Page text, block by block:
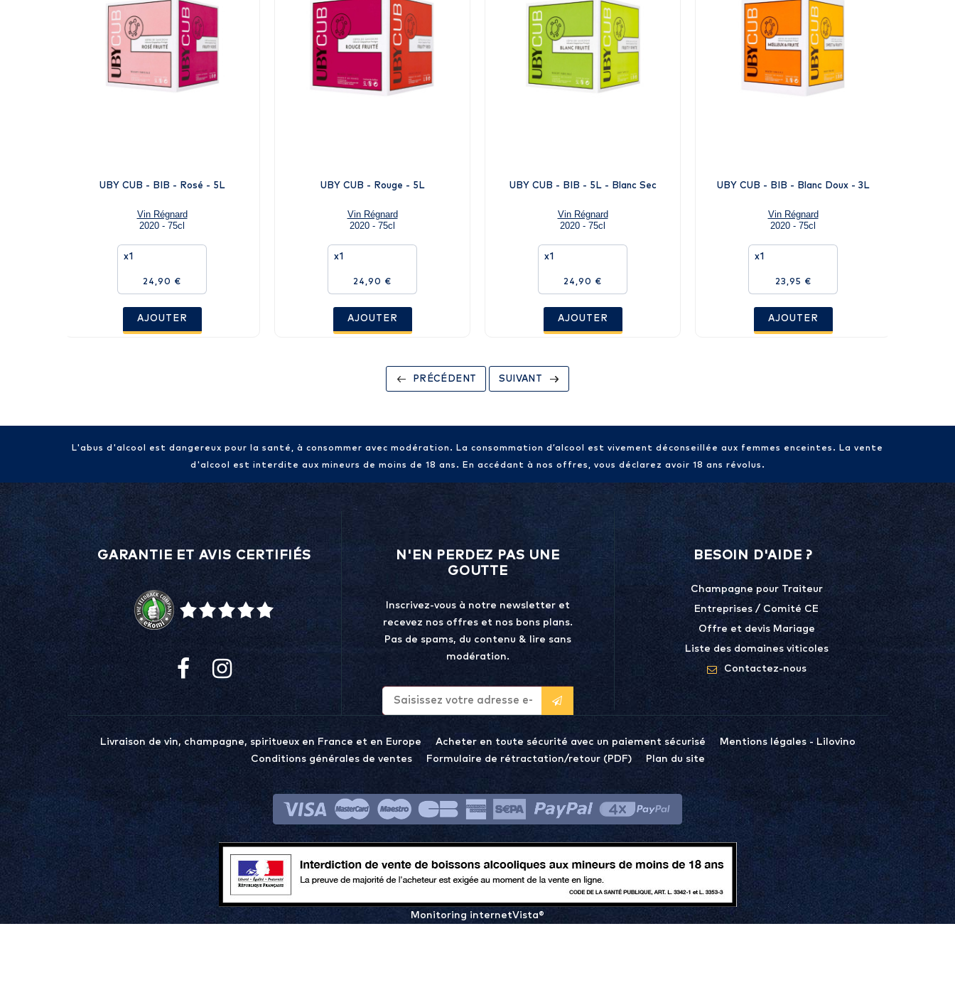
UBY CUB - BIB - Rosé - 5L
Vin Régnard
2020 - 75cl
x1
24,90 €
AJOUTER
UBY CUB - Rouge - 5L
Vin Régnard
2020 - 75cl
x1
24,90 €
AJOUTER
UBY CUB - BIB - 5L - Blanc Sec
Vin Régnard
2020 - 75cl
x1
24,90 €
AJOUTER
UBY CUB - BIB - Blanc Doux - 3L
Vin Régnard
2020 - 75cl
x1
23,95 €
AJOUTER
PRÉCÉDENT SUIVANT
L'abus d'alcool est dangereux pour la santé, à consommer avec modération. La consommation d’alcool est vivement déconseillée aux femmes enceintes. La vente
d'alcool est interdite aux mineurs de moins de 18 ans. En accédant à nos offres, vous déclarez avoir 18 ans révolus.
GARANTIE ET AVIS CERTIFIÉS
N'EN PERDEZ PAS UNE
GOUTTE
Inscrivez-vous à notre newsletter et
recevez nos offres et nos bons plans.
Pas de spams, du contenu & lire sans
modération.
BESOIN D'AIDE ?
Champagne pour Traiteur
Entreprises / Comité CE
Offre et devis Mariage
Liste des domaines viticoles
Contactez-nous
Livraison de vin, champagne, spiritueux en France et en Europe Acheter en toute sécurité avec un paiement sécurisé
Mentions légales - Lilovino
Conditions générales de ventes
Formulaire de rétractation/retour (PDF) Plan du site
Monitoring internetVista®